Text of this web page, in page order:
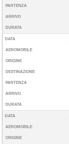
PARTENZA
ARRIVO
DURATA
DATA
AEROMOBILE
ORIGINE
DESTINAZIONE
PARTENZA
ARRIVO
DURATA
DATA
AEROMOBILE
ORIGINE